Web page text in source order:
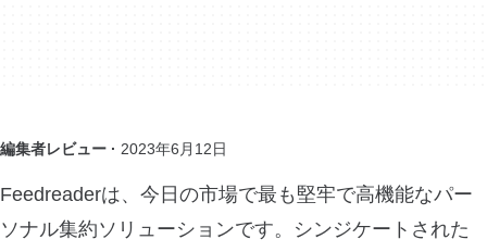
編集者レビュー · 2023年6月12日
Feedreaderは、今日の市場で最も堅牢で高機能なパー
ソナル集約ソリューションです。シンジケートされた